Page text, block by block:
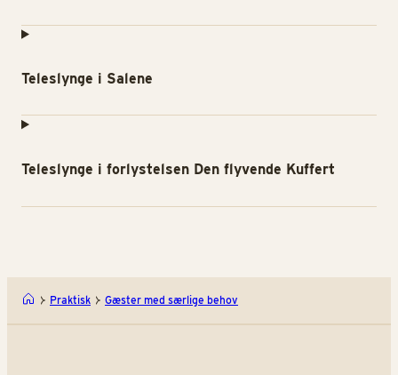
Teleslynge i Salene
Teleslynge i forlystelsen Den flyvende Kuffert
Praktisk Gæster med særlige behov